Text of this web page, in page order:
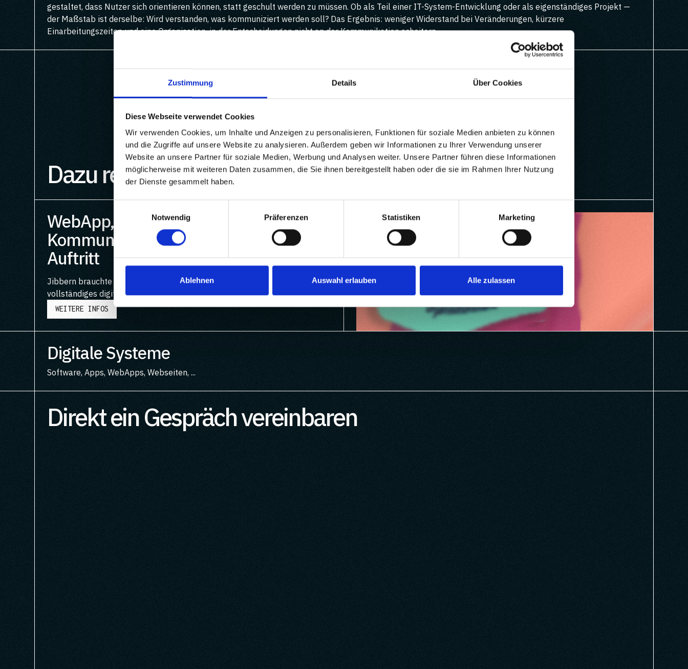
Zustimmung Details Über Cookies
Diese Webseite verwendet Cookies
Wir verwenden Cookies, um Inhalte und Anzeigen zu personalisieren, Funktionen für soziale Medien anbieten zu können
und die Zugriffe auf unsere Website zu analysieren. Außerdem geben wir Informationen zu Ihrer Verwendung unserer
Website an unsere Partner für soziale Medien, Werbung und Analysen weiter. Unsere Partner führen diese Informationen
möglicherweise mit weiteren Daten zusammen, die Sie ihnen bereitgestellt haben oder die sie im Rahmen Ihrer Nutzung
der Dienste gesammelt haben.
Notwendig
Präferenzen Statistiken Marketing
Ablehnen Auswahl erlauben Alle zulassen
gestaltet, dass Nutzer sich orientieren können, statt geschult werden zu müssen. Ob als Teil einer IT-System-Entwicklung oder als eigenständiges Projekt —
der Maßstab ist derselbe: Wird verstanden, was kommuniziert werden soll? Das Ergebnis: weniger Widerstand bei Veränderungen, kürzere
Einarbeitungszeiten und eine Organisation, in der Entscheidungen nicht an der Kommunikation scheitern.
Dazu relevante Projekte:
WebApp, Visuelle
Kommunikation & Web-
Auftritt
Jibbern brauchte keine Einzellösung, sondern ein
vollständiges digitales Ökosystem.
WEITERE INFOS
bern
Digitale Systeme
Software, Apps, WebApps, Webseiten, ...
Direkt ein Gespräch vereinbaren